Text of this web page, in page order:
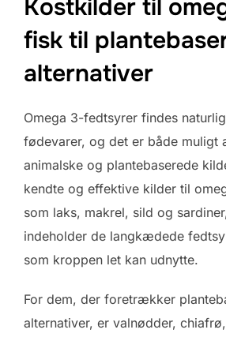
Kostkilder til
fisk til
alternativer
Omega 3-fedtsyrer findes
fødevarer, og det er både muligt
animalske og plantebaserede
kendte og effektive kilder til
som laks, makrel, sild og
indeholder de langkædede
som kroppen let kan udnytte.
For dem, der foretrækker
alternativer, er valnødder,